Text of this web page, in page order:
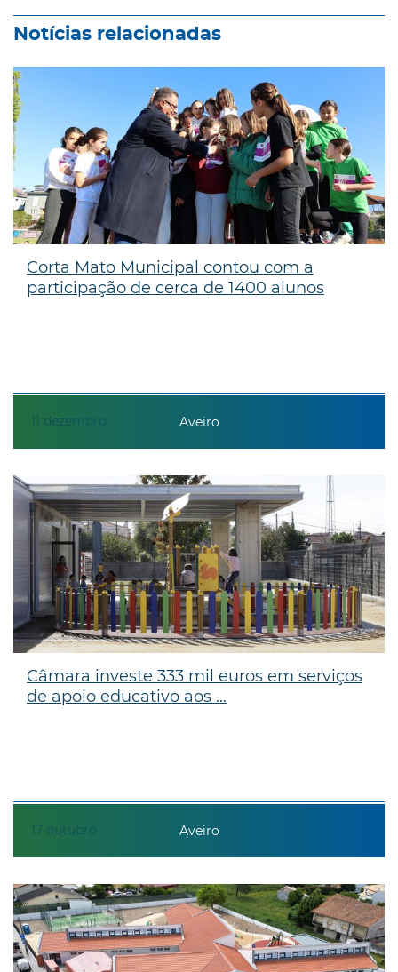
Notícias relacionadas
11 dezembro
Corta Mato Municipal contou com a
participação de cerca de 1400 alunos
Aveiro
17 outubro
Câmara investe 333 mil euros em serviços
de apoio educativo aos ...
Aveiro